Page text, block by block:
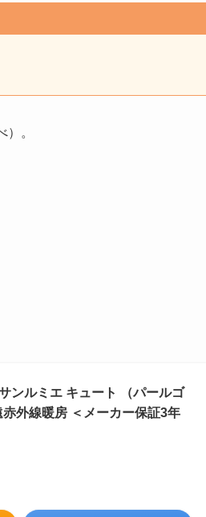
。
ンルミエ キュート （パールゴ
外線暖房 ＜メーカー保証3年